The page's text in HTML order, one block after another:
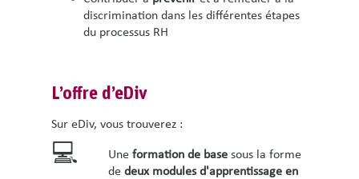
discrimination dans les différentes étapes
du processus RH
L’offre d’eDiv
Sur eDiv, vous trouverez :
💻 Une formation de base sous la forme
de deux modules d'apprentissage en